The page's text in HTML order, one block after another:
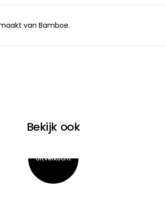
van Bamboe.
Bekijk ook